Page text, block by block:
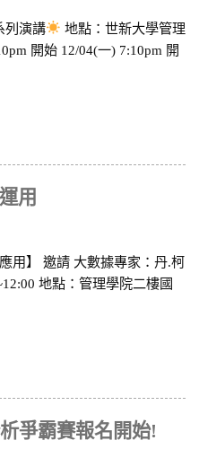
列演講
地點：世新大學管理
開始 12/04(一) 7:10pm 開
用
用】 邀請 大數據專家：丹.柯
地點：管理學院二樓國
爭霸賽報名開始!